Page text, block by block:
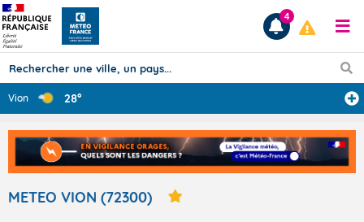
Prévisions
TOUS LES RÉSULTATS
4
Vion 28°
METEO VION (72300)